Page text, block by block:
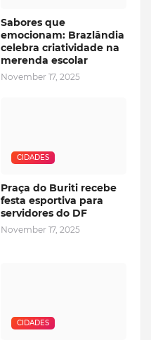
Sabores que
emocionam: Brazlândia
celebra criatividade na
merenda escolar
November 17, 2025
CIDADES
Praça do Buriti recebe
festa esportiva para
servidores do DF
November 17, 2025
CIDADES